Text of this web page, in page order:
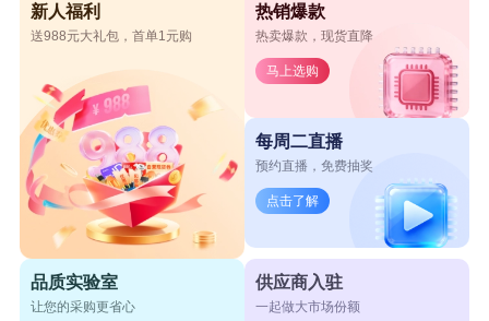
新人福利
送988元大礼包，首单1元购
热销爆款
热卖爆款，现货直降
马上选购
每周二直播
预约直播，免费抽奖
点击了解
品质实验室
让您的采购更省心
供应商入驻
一起做大市场份额